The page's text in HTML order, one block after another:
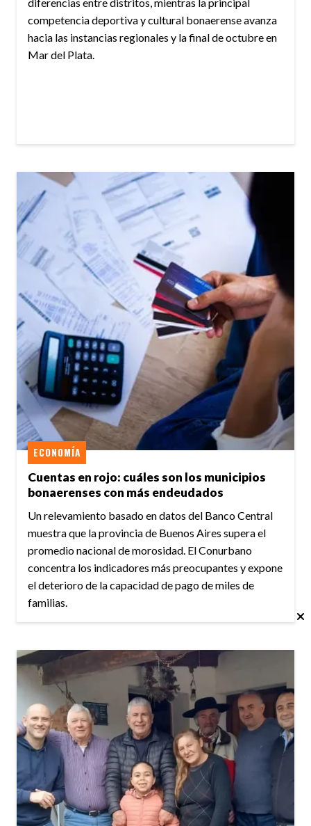
competencia deportiva y cultural bonaerense avanza
hacia las instancias regionales y la final de octubre en
Mar del Plata.
Cuentas en rojo: cuáles son los municipios
bonaerenses con más endeudados
ECONOMÍA
Un relevamiento basado en datos del Banco Central
muestra que la provincia de Buenos Aires supera el
promedio nacional de morosidad. El Conurbano
concentra los indicadores más preocupantes y expone
el deterioro de la capacidad de pago de miles de
familias.